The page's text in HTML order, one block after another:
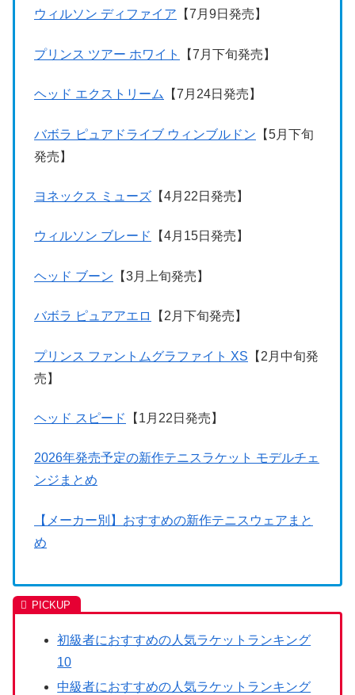
ウィルソン ディファイア 【7月9日発売】
プリンス ツアー ホワイト 【7月下旬発売】
ヘッド エクストリーム 【7月24日発売】
バボラ ピュアドライブ ウィンブルドン 【5月下旬
発売】
ヨネックス ミューズ 【4月22日発売】
ウィルソン ブレード 【4月15日発売】
ヘッド ブーン 【3月上旬発売】
バボラ ピュアアエロ 【2月下旬発売】
プリンス ファントムグラファイト XS 【2月中旬発
売】
ヘッド スピード 【1月22日発売】
2026年発売予定の新作テニスラケット モデルチェ
ンジまとめ
【メーカー別】おすすめの新作テニスウェアまと
め
初級者におすすめの人気ラケットランキング
10
中級者におすすめの人気ラケットランキング